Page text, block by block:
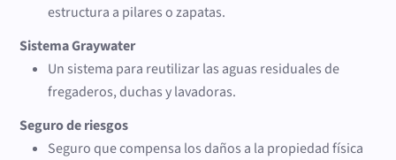
estructura a pilares o zapatas.
Sistema Graywater
Un sistema para reutilizar las aguas residuales de
fregaderos, duchas y lavadoras.
Seguro de riesgos
Seguro que compensa los daños a la propiedad física